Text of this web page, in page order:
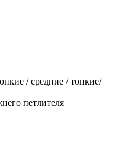
/ средние / тонкие/
петлителя